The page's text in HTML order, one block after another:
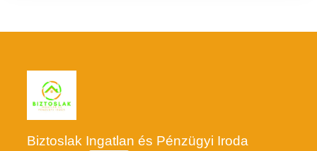
Biztoslak Ingatlan és Pénzügyi Iroda